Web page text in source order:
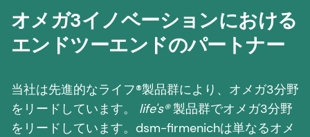
オメガ3イノベーションにおける
エンドツーエンドのパートナー
当社は先進的なライフ®製品群により、オメガ3分野
をリードしています。 life's®製品群でオメガ3分野
をリードしています。dsm-firmenichは単なるオメ